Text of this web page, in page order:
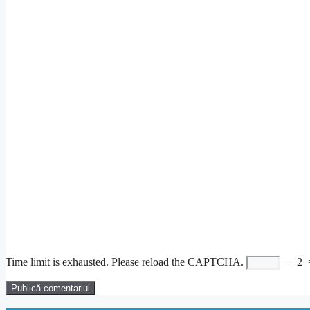
Time limit is exhausted. Please reload the CAPTCHA. − 2